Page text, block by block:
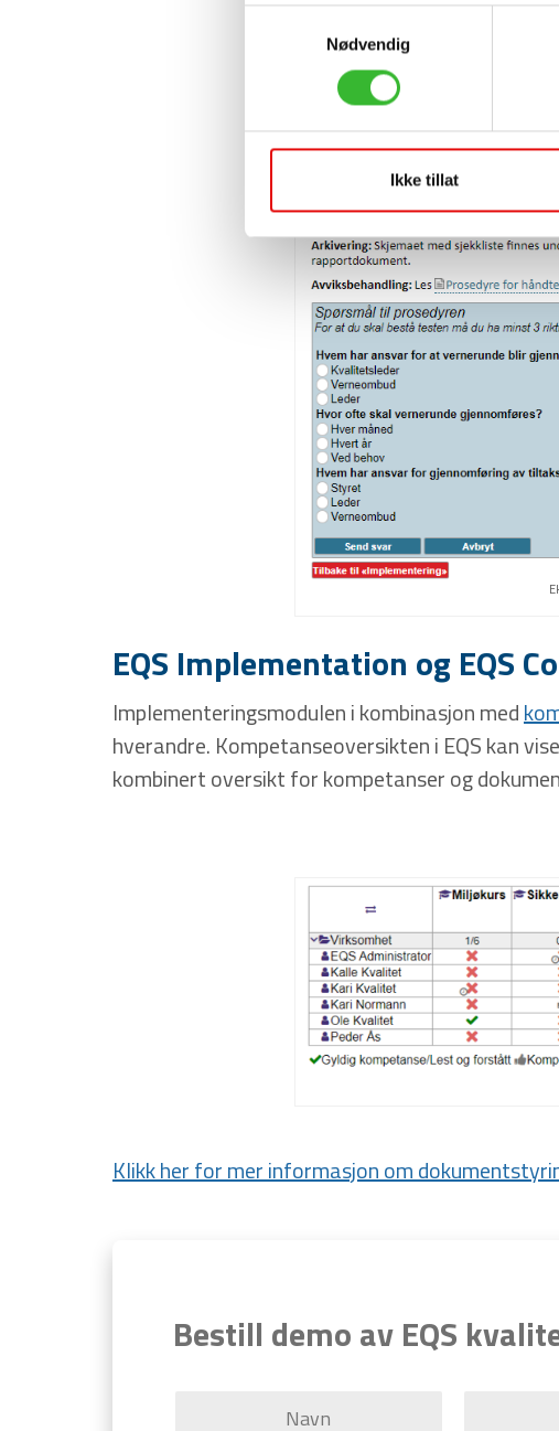
Nødvendig
Ikke tillat
EQS Implementation og EQS
Implementeringsmodulen i kombinasjon med
hverandre. Kompetanseoversikten i EQS kan
kombinert oversikt for kompetanser og
Klikk her for mer informasjon om
Bestill demo av EQS